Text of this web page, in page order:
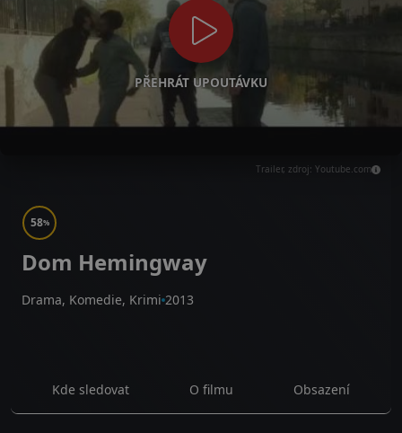
PŘEHRÁT UPOUTÁVKU
Trailer, zdroj: Youtube.com
58%
Dom Hemingway
Drama, Komedie, Krimi 2013
Kde sledovat O filmu Obsazení